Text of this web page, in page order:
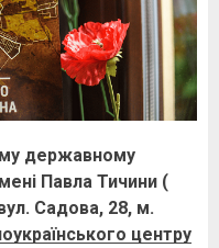
державному
Павла Тичини (
Садова, 28, м.
центру